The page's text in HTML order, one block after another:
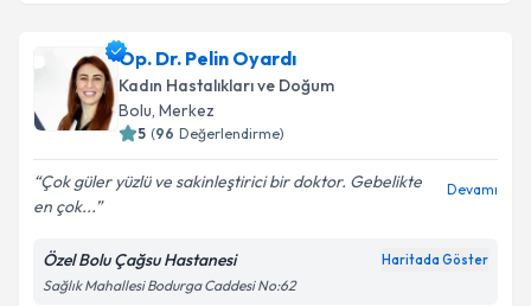
Op. Dr. Pelin Oyardı
Kadın Hastalıkları ve Doğum
Bolu, Merkez
5 (96 Değerlendirme)
Çok güler yüzlü ve sakinleştirici bir doktor. Gebelikte
en çok...
Devamı
Özel Bolu Çağsu Hastanesi Haritada Göster
Sağlık Mahallesi Bodurga Caddesi No:62